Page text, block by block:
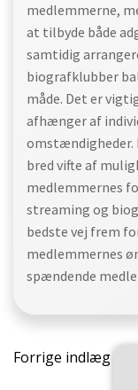
medlemmerne,
at tilbyde både
samtidig
biografklubber
måde. Det er
afhænger af
omstændigheder.
bred vifte af
medlemmernes
streaming og
bedste vej frem
medlemmernes
spændende
Forrige indlæg